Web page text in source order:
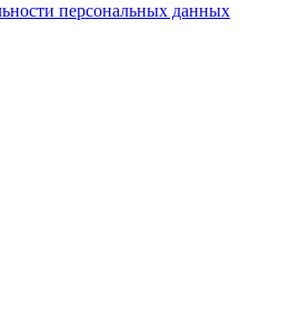
персональных данных